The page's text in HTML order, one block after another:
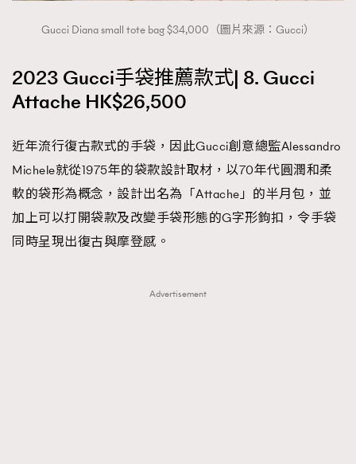
Gucci Diana small tote bag $34,000（圖片來源：Gucci）
2023 Gucci手袋推薦款式| 8. Gucci
Attache HK$26,500
近年流行復古款式的手袋，因此Gucci創意總監Alessandro
Michele就從1975年的袋款設計取材，以70年代圓潤和柔
軟的袋形為概念，設計出名為「Attache」的半月包，並
加上可以打開袋款及改變手袋形態的G字形鉤扣，令手袋
同時呈現出復古與摩登感。
Advertisement